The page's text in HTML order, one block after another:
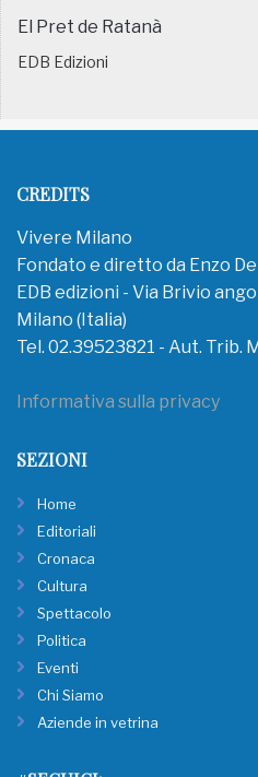
El Pret de Ratanà
EDB Edizioni
CREDITS
Vivere Milano
Fondato e diretto da Enzo
EDB edizioni - Via Brivio
Milano (Italia)
Tel. 02.39523821 - Aut. Trib.
Informativa sulla privacy
SEZIONI
Home
Editoriali
Cronaca
Cultura
Spettacolo
Politica
Eventi
Chi Siamo
Aziende in vetrina